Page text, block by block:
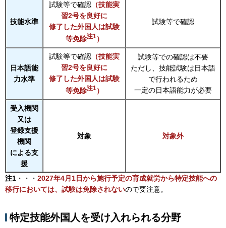
技能水準
試験等で確認 （技能実
習2号を良好に
修了した外国人は試験
等免除注1）
試験等で確認
日本語能
力水準
試験等で確認 （技能実
習2号を良好に
修了した外国人は試験
等免除注1）
試験等での確認は不要
ただし、技能試験は日本語
で行われるため
一定の日本語能力が必要
受入機関
又は
登録支援
機関
による支
援
対象 対象外
注1 ・・・ 2027年4月1日から施行予定の育成就労から特定技能への
移行においては、試験は免除されないので要注意。
特定技能外国人を受け入れられる分野